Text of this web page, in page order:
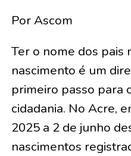
Por Ascom
Ter o nome dos pais
nascimento é um
primeiro passo para
cidadania. No Acre,
2025 a 2 de junho
nascimentos